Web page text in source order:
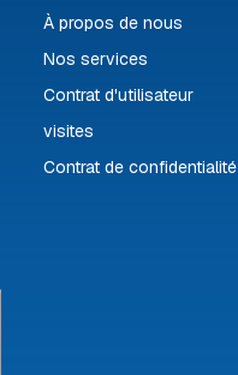
À propos de nous
Nos services
Contrat d'utilisateur
visites
Contrat de confidentialité